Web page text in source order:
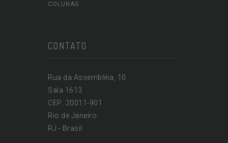
COLUNAS
CONTATO
Rua da Assembléia, 10
Sala 1613
CEP: 20011-901
Rio de Janeiro
RJ - Brasil